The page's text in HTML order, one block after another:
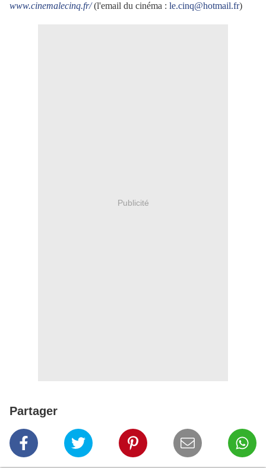
www.cinemalecinq.fr/(l'email du cinéma : le.cinq@hotmail.fr)
Publicité
Partager